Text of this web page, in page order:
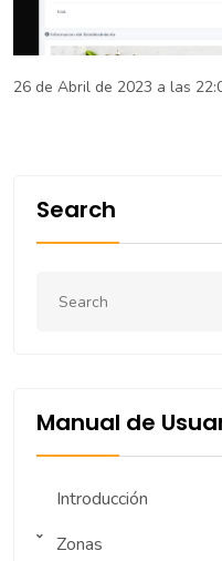
Search
Manual de
Introducción
Zonas
26 de Abril de 2023 a las